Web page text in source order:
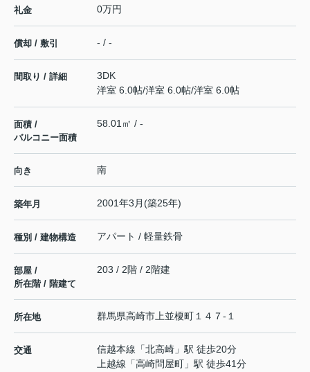
礼金 0万円
償却 / 敷引 - / -
間取り / 詳細
3DK
洋室 6.0帖/洋室 6.0帖/洋室 6.0帖
面積 /
バルコニー面積
58.01㎡ / -
向き 南
築年月 2001年3月(築25年)
種別 / 建物構造 アパート / 軽量鉄骨
部屋 /
所在階 / 階建て
203 / 2階 / 2階建
所在地 群馬県高崎市 上並榎町 １４７-１
交通 信越本線 「北高崎 」駅 徒歩20分
上越線 「高崎問屋町 」駅 徒歩41分